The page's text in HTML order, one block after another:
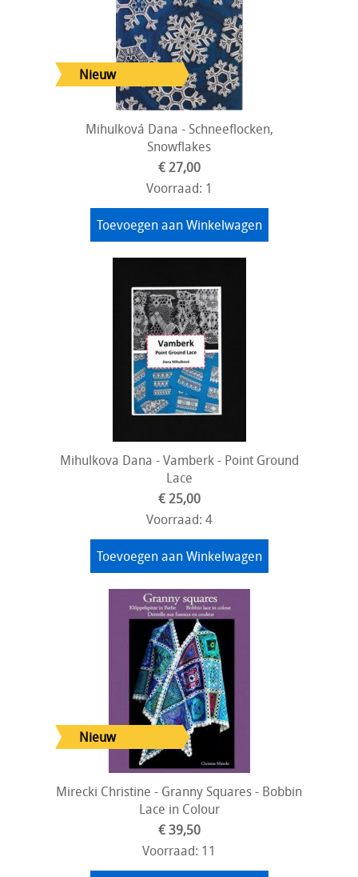
Mihulková Dana - Schneeflocken,
Snowflakes
€ 27,00
Voorraad: 1
Toevoegen aan Winkelwagen
Mihulkova Dana - Vamberk - Point Ground
Lace
€ 25,00
Voorraad: 4
Toevoegen aan Winkelwagen
Mirecki Christine - Granny Squares - Bobbin
Lace in Colour
€ 39,50
Voorraad: 11